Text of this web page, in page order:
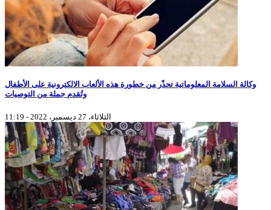
وكالة السلامة المعلوماتية تحذّر من خطورة هذه الألعاب الالكترونية على الأطفال
وتُقدم جملة من التوصيات
الثلاثاء، 27 ديسمبر، 2022 - 11:19